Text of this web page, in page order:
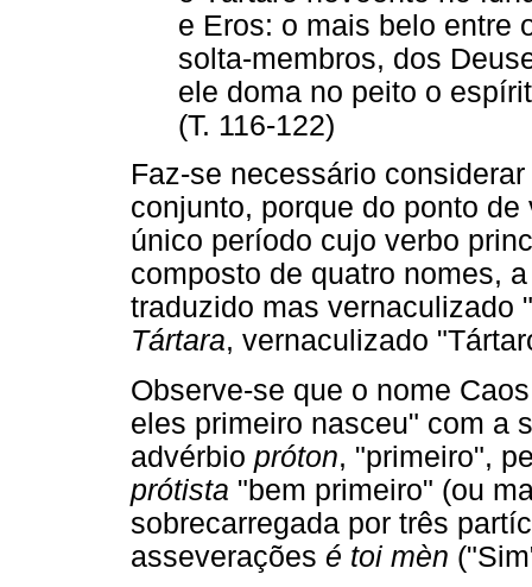
e Eros: o mais belo entre
solta-membros, dos
ele doma no peito o
(T. 116-122)
Faz-se necessário
conjunto, porque do ponto
único período cujo verbo
composto de quatro nomes,
traduzido mas vernaculizado
Tártara, vernaculizado
Observe-se que o nome
eles primeiro nasceu" com a
advérbio próton, "primeiro",
prótista "bem primeiro" (ou
sobrecarregada por três
asseverações é toi mèn